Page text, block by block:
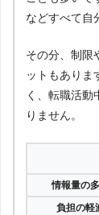
などすべて自
その分、制限
ットもありま
く、転職活動
りません。
情報量の
負担の軽